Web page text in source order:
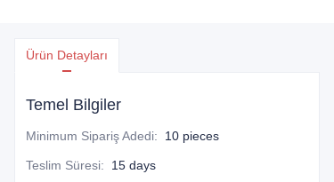
Ürün Detayları
Temel Bilgiler
Minimum Sipariş Adedi: 10 pieces
Teslim Süresi: 15 days